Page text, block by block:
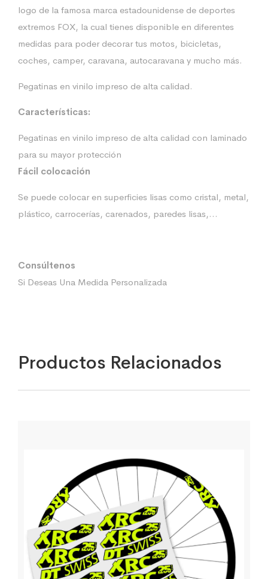
logo de la famosa marca estadounidense de deportes
extremos FOX, la cual tienes disponible en diferentes
medidas para poder decorar tus motos, bicicletas,
coches, camper, caravana, autocaravana y mucho más.
Pegatinas en vinilo impreso de alta calidad.
Características:
Pegatinas en vinilo impreso de alta calidad con laminado
para su mayor protección
Fácil colocación
Se puede colocar en superficies lisas como cristal, metal,
plástico, carrocerías, carenados, paredes lisas,…
Consúltenos
Si Deseas Una Medida Personalizada
Productos Relacionados